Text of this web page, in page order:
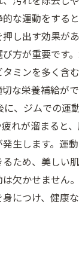
な運動をする
し出す効果があ
方が重要です
ミンを多く含
な栄養補給が
に、ジムでの運
れが溜まると
生します。運
ため、美しい
欠かせません
につけ、健康